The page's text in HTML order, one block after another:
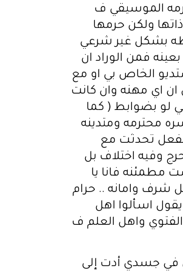
الموسيقي ف
ولكن حرمها
بشكل غير شرعي
فمن الوراد ان
الخاص بي او مع
ان اي مهنه وان كانت
لو بضوابط ( كما
محترمه ومتدينه
تحدثت مع
وفيه اختلاف بل
مطمئنه فانا يا
شرف وامانه .. حرام
اسألوا اهل
الفتوي واهل العلم ف
في جسدي أدت إلى